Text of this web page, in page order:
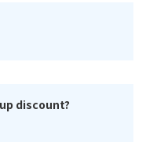
discount?